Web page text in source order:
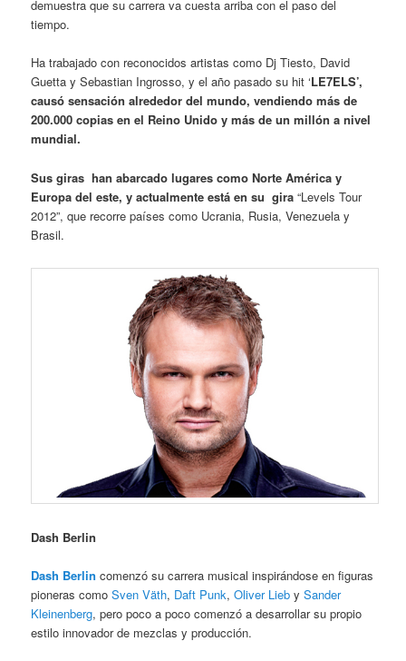
demuestra que su carrera va cuesta arriba con el paso del
tiempo.
Ha trabajado con reconocidos artistas como Dj Tiesto, David
Guetta y Sebastian Ingrosso, y el año pasado su hit ‘LE7ELS’,
causó sensación alrededor del mundo, vendiendo más de
200.000 copias en el Reino Unido y más de un millón a nivel
mundial.
Sus giras han abarcado lugares como Norte América y
Europa del este, y actualmente está en su gira“Levels Tour
2012”, que recorre países como Ucrania, Rusia, Venezuela y
Brasil.
Dash Berlin
Dash Berlin comenzó su carrera musical inspirándose en figuras
pioneras comoSven Väth, Daft Punk,Oliver Lieb ySander
Kleinenberg, pero poco a poco comenzó a desarrollar su propio
estilo innovador de mezclas y producción.